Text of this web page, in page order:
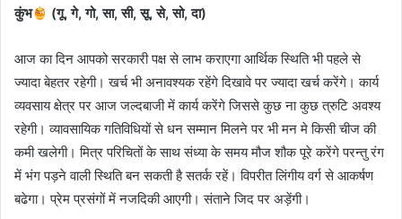
कुंभ (गू, गे, गो, सा, सी, सू, से, सो, दा)
आज का दिन आपको सरकारी पक्ष से लाभ कराएगा आर्थिक स्थिति भी पहले से
ज्यादा बेहतर रहेगी। खर्च भी अनावश्यक रहेंगे दिखावे पर ज्यादा खर्च करेंगे। कार्य
व्यवसाय क्षेत्र पर आज जल्दबाजी में कार्य करेंगे जिससे कुछ ना कुछ त्रुटि अवश्य
रहेगी। व्यावसायिक गतिविधियों से धन सम्मान मिलने पर भी मन मे किसी चीज की
कमी खलेगी। मित्र परिचितों के साथ संध्या के समय मौज शौक पूरे करेंगे परन्तु रंग
में भंग पड़ने वाली स्थिति बन सकती है सतर्क रहें। विपरीत लिंगीय वर्ग से आकर्षण
बढेगा। प्रेम प्रसंगों में नजदिकी आएगी। संताने जिद पर अड़ेंगी।